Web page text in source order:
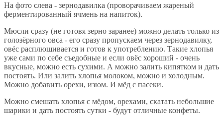
На фото слева - зернодавилка (проворачиваем жареный
ферментированный ячмень на напиток).
Мюсли сразу (не готовя зерно заранее) можно делать только из
голозёрного овса - его сразу пропускаем через зернодавилку,
овёс расплющивается и готов к употреблению. Такие хлопья
уже сами по себе съедобные и если овёс хороший - очень
вкусные, можно есть сухими. А можно залить кипятком и дать
постоять. Или залить хлопья молоком, можно и холодным.
Можно добавить орехи, изюм. И мёд с пасеки.
Можно смешать хлопья с мёдом, орехами, скатать небольшие
шарики и дать постоять сутки - будут отличные конфеты.